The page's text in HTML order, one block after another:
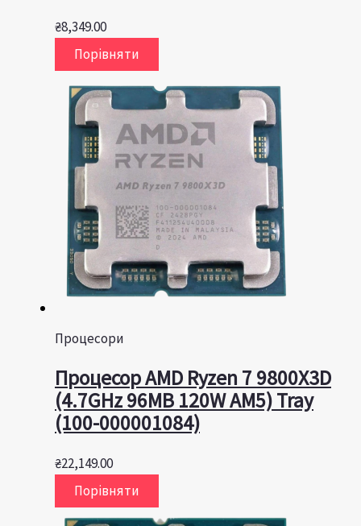
₴8,349.00
Порівняти
Процесори
Процесор AMD Ryzen 7 9800X3D
(4.7GHz 96MB 120W AM5) Tray
(100-000001084)
₴22,149.00
Порівняти